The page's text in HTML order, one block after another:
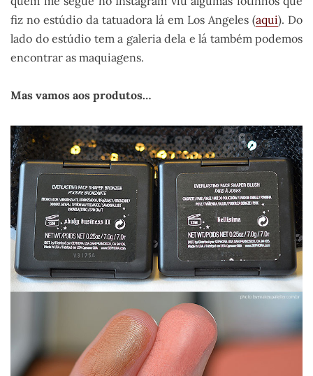
fiz no estúdio da tatuadora lá em Los Angeles (aqui). Do
lado do estúdio tem a galeria dela e lá também podemos
encontrar as maquiagens.
Mas vamos aos produtos…